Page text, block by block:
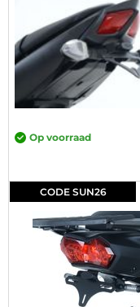
Op voorraad
CODE SUN26